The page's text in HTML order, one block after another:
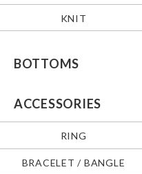
KNIT
BOTTOMS
ACCESSORIES
RING
BRACELET / BANGLE